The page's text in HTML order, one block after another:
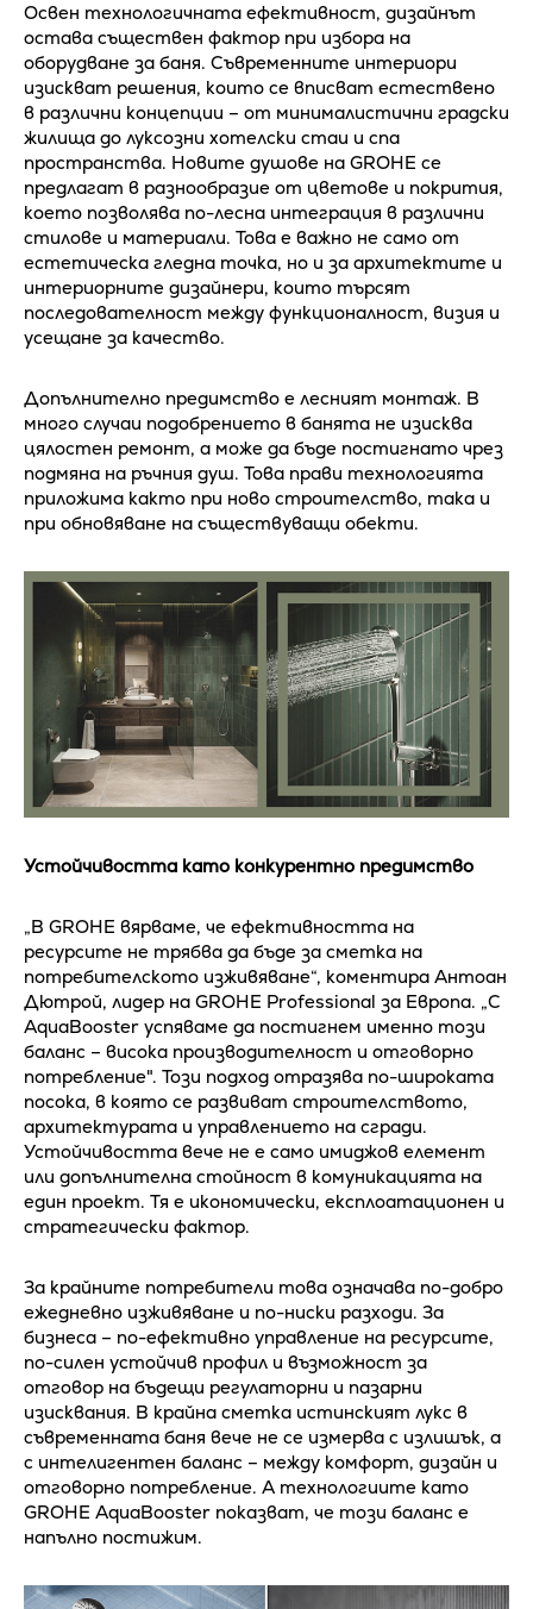
Освен технологичната ефективност, дизайнът
остава съществен фактор при избора на
оборудване за баня. Съвременните интериори
изискват решения, които се вписват естествено
в различни концепции – от минималистични градски
жилища до луксозни хотелски стаи и спа
пространства. Новите душове на GROHE се
предлагат в разнообразие от цветове и покрития,
което позволява по-лесна интеграция в различни
стилове и материали. Това е важно не само от
естетическа гледна точка, но и за архитектите и
интериорните дизайнери, които търсят
последователност между функционалност, визия и
усещане за качество.
Допълнително предимство е лесният монтаж. В
много случаи подобрението в банята не изисква
цялостен ремонт, а може да бъде постигнато чрез
подмяна на ръчния душ. Това прави технологията
приложима както при ново строителство, така и
при обновяване на съществуващи обекти.
Устойчивостта като конкурентно предимство
„В GROHE вярваме, че ефективността на
ресурсите не трябва да бъде за сметка на
потребителското изживяване“, коментира Антоан
Дютрой, лидер на GROHE Professional за Европа. „С
AquaBooster успяваме да постигнем именно този
баланс – висока производителност и отговорно
потребление". Този подход отразява по-широката
посока, в която се развиват строителството,
архитектурата и управлението на сгради.
Устойчивостта вече не е само имиджов елемент
или допълнителна стойност в комуникацията на
един проект. Тя е икономически, експлоатационен и
стратегически фактор.
За крайните потребители това означава по-добро
ежедневно изживяване и по-ниски разходи. За
бизнеса – по-ефективно управление на ресурсите,
по-силен устойчив профил и възможност за
отговор на бъдещи регулаторни и пазарни
изисквания. В крайна сметка истинският лукс в
съвременната баня вече не се измерва с излишък, а
с интелигентен баланс – между комфорт, дизайн и
отговорно потребление. А технологиите като
GROHE AquaBooster показват, че този баланс е
напълно постижим.